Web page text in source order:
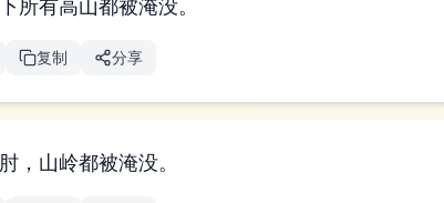
所有高山都被淹没。
复制 分享
，山岭都被淹没。